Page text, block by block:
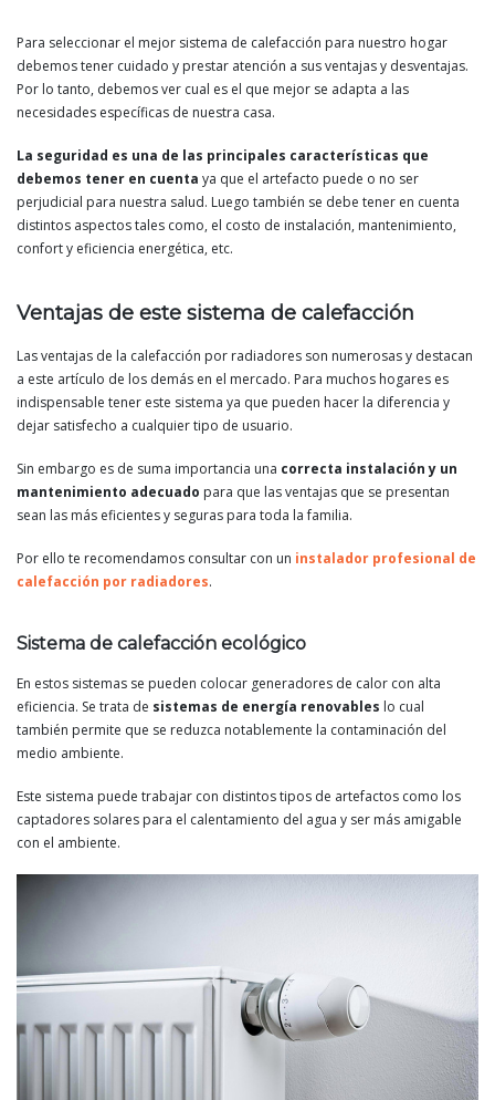
Para seleccionar el mejor sistema de calefacción para nuestro hogar
debemos tener cuidado y prestar atención a sus ventajas y desventajas.
Por lo tanto, debemos ver cual es el que mejor se adapta a las
necesidades específicas de nuestra casa.
La seguridad es una de las principales características que
debemos tener en cuenta ya que el artefacto puede o no ser
perjudicial para nuestra salud. Luego también se debe tener en cuenta
distintos aspectos tales como, el costo de instalación, mantenimiento,
confort y eficiencia energética, etc.
Ventajas de este sistema de calefacción
Las ventajas de la calefacción por radiadores son numerosas y destacan
a este artículo de los demás en el mercado. Para muchos hogares es
indispensable tener este sistema ya que pueden hacer la diferencia y
dejar satisfecho a cualquier tipo de usuario.
Sin embargo es de suma importancia una correcta instalación y un
mantenimiento adecuado para que las ventajas que se presentan
sean las más eficientes y seguras para toda la familia.
Por ello te recomendamos consultar con un instalador profesional de
calefacción por radiadores.
Sistema de calefacción ecológico
En estos sistemas se pueden colocar generadores de calor con alta
eficiencia. Se trata de sistemas de energía renovables lo cual
también permite que se reduzca notablemente la contaminación del
medio ambiente.
Este sistema puede trabajar con distintos tipos de artefactos como los
captadores solares para el calentamiento del agua y ser más amigable
con el ambiente.